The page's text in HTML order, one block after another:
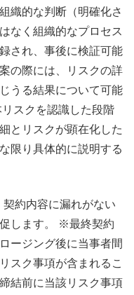
織的な判断（明確化さ
なく組織的なプロセス
され、事後に検証可能
の際には、リスクの詳
うる結果について可能
スクを認識した段階
とリスクが顕在化した
限り具体的に説明する
約内容に漏れがない
します。 ※最終契約
ージング後に当事者間
スク事項が含まれるこ
結前に当該リスク事項